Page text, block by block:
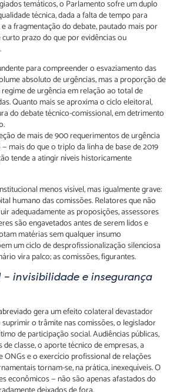
temáticos, o Parlamento sofre um duplo
técnica, dada a falta de tempo para
a fragmentação do debate, pautado mais por
prazo do que por evidências ou
para compreender o esvaziamento das
absoluto de urgências, mas a proporção de
de urgência em relação ao total de
Quanto mais se aproxima o ciclo eleitoral,
do debate técnico-comissional, em detrimento
de mais de 900 requerimentos de urgência
mais do que o triplo da linha de base de 2019
tende a atingir níveis historicamente
menos visível, mas igualmente grave:
humano das comissões. Relatores que não
adequadamente as proposições, assessores
são engavetados antes de serem lidos e
matérias sem qualquer insumo
um ciclo de desprofissionalização silenciosa
vira palco; as comissões, figurantes.
– invisibilidade e insegurança
gera um efeito colateral devastador
suprimir o trâmite nas comissões, o legislador
de participação social. Audiências públicas,
classe, o aporte técnico de empresas, a
ONGs e o exercício profissional de relações
tornam-se, na prática, inexequíveis. O
econômicos — não são apenas afastados do